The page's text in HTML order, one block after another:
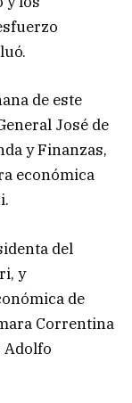
de este
José de
y Finanzas,
económica
del
y
de
Correntina
Adolfo